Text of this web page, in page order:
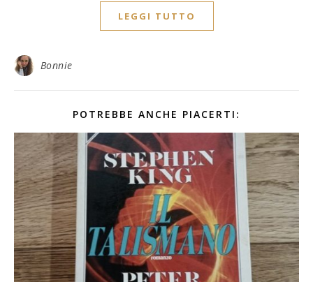
LEGGI TUTTO
Bonnie
POTREBBE ANCHE PIACERTI: